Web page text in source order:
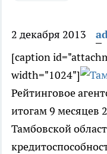
2 декабря 2013
[caption
width="1024"]
Рейтинговое
итогам 9 месяцев
Тамбовской